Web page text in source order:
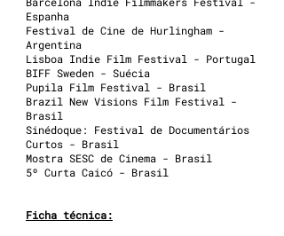
Espanha
Festival de Cine de Hurlingham -
Argentina
Lisboa Indie Film Festival - Portugal
BIFF Sweden - Suécia
Pupila Film Festival - Brasil
Brazil New Visions Film Festival -
Brasil
Sinédoque: Festival de Documentários
Curtos - Brasil
Mostra SESC de Cinema - Brasil
5º Curta Caicó - Brasil
Ficha técnica: